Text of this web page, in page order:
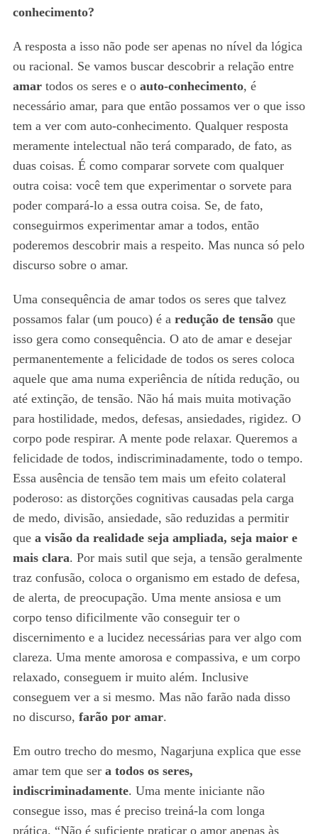
conhecimento?
A resposta a isso não pode ser apenas no nível da lógica
ou racional. Se vamos buscar descobrir a relação entre
amartodos os seres e o auto-conhecimento, é
necessário amar, para que então possamos ver o que isso
tem a ver com auto-conhecimento. Qualquer resposta
meramente intelectual não terá comparado, de fato, as
duas coisas. É como comparar sorvete com qualquer
outra coisa: você tem que experimentar o sorvete para
poder compará-lo a essa outra coisa. Se, de fato,
conseguirmos experimentar amar a todos, então
poderemos descobrir mais a respeito. Mas nunca só pelo
discurso sobre o amar.
Uma consequência de amar todos os seres que talvez
possamos falar (um pouco) é a redução de tensãoque
isso gera como consequência. O ato de amar e desejar
permanentemente a felicidade de todos os seres coloca
aquele que ama numa experiência de nítida redução, ou
até extinção, de tensão. Não há mais muita motivação
para hostilidade, medos, defesas, ansiedades, rigidez. O
corpo pode respirar. A mente pode relaxar. Queremos a
felicidade de todos, indiscriminadamente, todo o tempo.
Essa ausência de tensão tem mais um efeito colateral
poderoso: as distorções cognitivas causadas pela carga
de medo, divisão, ansiedade, são reduzidas a permitir
que a visão da realidade seja ampliada, seja maior e
mais clara. Por mais sutil que seja, a tensão geralmente
traz confusão, coloca o organismo em estado de defesa,
de alerta, de preocupação. Uma mente ansiosa e um
corpo tenso dificilmente vão conseguir ter o
discernimento e a lucidez necessárias para ver algo com
clareza. Uma mente amorosa e compassiva, e um corpo
relaxado, conseguem ir muito além. Inclusive
conseguem ver a si mesmo. Mas não farão nada disso
no discurso, farão por amar.
Em outro trecho do mesmo, Nagarjuna explica que esse
amar tem que sera todos os seres,
indiscriminadamente. Uma mente iniciante não
consegue isso, mas é preciso treiná-la com longa
prática. “Não é suficiente praticar o amor apenas às